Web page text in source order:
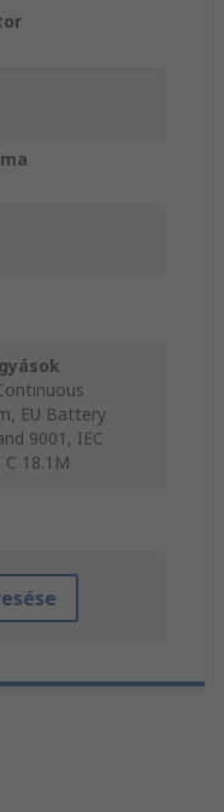
EU Battery
9001, IEC
18.1M